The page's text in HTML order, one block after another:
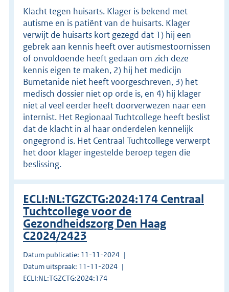
Klacht tegen huisarts. Klager is bekend met
autisme en is patiënt van de huisarts. Klager
verwijt de huisarts kort gezegd dat 1) hij een
gebrek aan kennis heeft over autismestoornissen
of onvoldoende heeft gedaan om zich deze
kennis eigen te maken, 2) hij het medicijn
Bumetanide niet heeft voorgeschreven, 3) het
medisch dossier niet op orde is, en 4) hij klager
niet al veel eerder heeft doorverwezen naar een
internist. Het Regionaal Tuchtcollege heeft beslist
dat de klacht in al haar onderdelen kennelijk
ongegrond is. Het Centraal Tuchtcollege verwerpt
het door klager ingestelde beroep tegen die
beslissing.
ECLI:NL:TGZCTG:2024:174 Centraal
Tuchtcollege voor de
Gezondheidszorg Den Haag
C2024/2423
Datum publicatie: 11-11-2024
Datum uitspraak: 11-11-2024
ECLI:NL:TGZCTG:2024:174